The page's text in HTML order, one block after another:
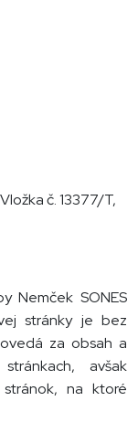
č. 13377/T,
Nemček SONES
stránky je bez
za obsah a
avšak
na ktoré